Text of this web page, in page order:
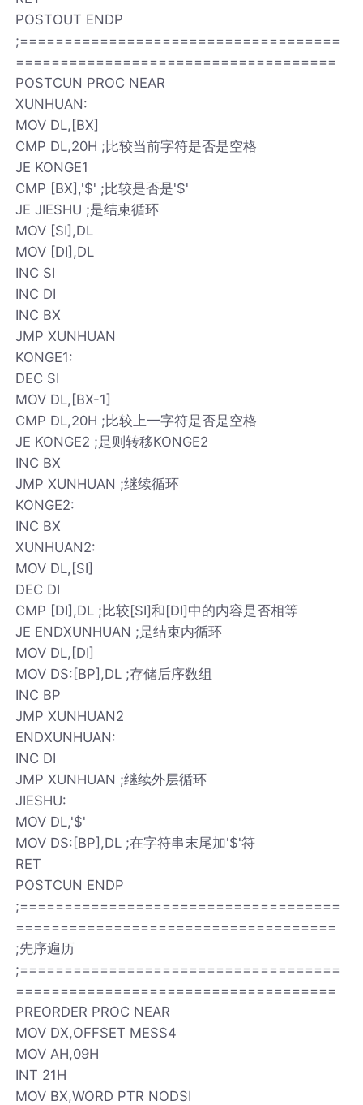
POSTOUT ENDP
;====================================
====================================
POSTCUN PROC NEAR
XUNHUAN:
MOV DL,[BX]
CMP DL,20H ;比较当前字符是否是空格
JE KONGE1
CMP [BX],'$' ;比较是否是'$'
JE JIESHU ;是结束循环
MOV [SI],DL
MOV [DI],DL
INC SI
INC DI
INC BX
JMP XUNHUAN
KONGE1:
DEC SI
MOV DL,[BX-1]
CMP DL,20H ;比较上一字符是否是空格
JE KONGE2 ;是则转移KONGE2
INC BX
JMP XUNHUAN ;继续循环
KONGE2:
INC BX
XUNHUAN2:
MOV DL,[SI]
DEC DI
CMP [DI],DL ;比较[SI]和[DI]中的内容是否相等
JE ENDXUNHUAN ;是结束内循环
MOV DL,[DI]
MOV DS:[BP],DL ;存储后序数组
INC BP
JMP XUNHUAN2
ENDXUNHUAN:
INC DI
JMP XUNHUAN ;继续外层循环
JIESHU:
MOV DL,'$'
MOV DS:[BP],DL ;在字符串末尾加'$'符
RET
POSTCUN ENDP
;====================================
====================================
;先序遍历
;====================================
====================================
PREORDER PROC NEAR
MOV DX,OFFSET MESS4
MOV AH,09H
INT 21H
MOV BX,WORD PTR NODSI